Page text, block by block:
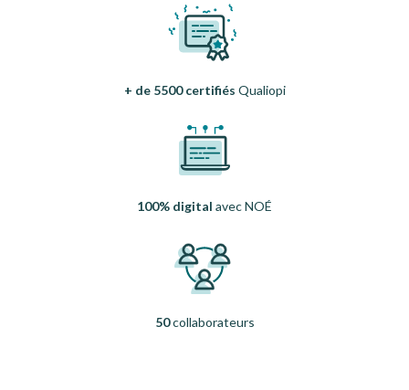
+ de 5500 certifiés Qualiopi
100% digital avec NOÉ
50collaborateurs